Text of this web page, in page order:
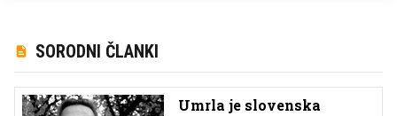
SORODNI ČLANKI
Umrla je slovenska